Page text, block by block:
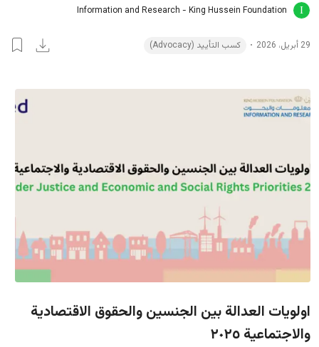
Information and Research - King Hussein Foundation
29 أبريل، 2026 كسب التأييد (Advocacy)
اولويات العدالة بين الجنسين والحقوق الاقتصادية
والاجتماعية ٢٠٢٥